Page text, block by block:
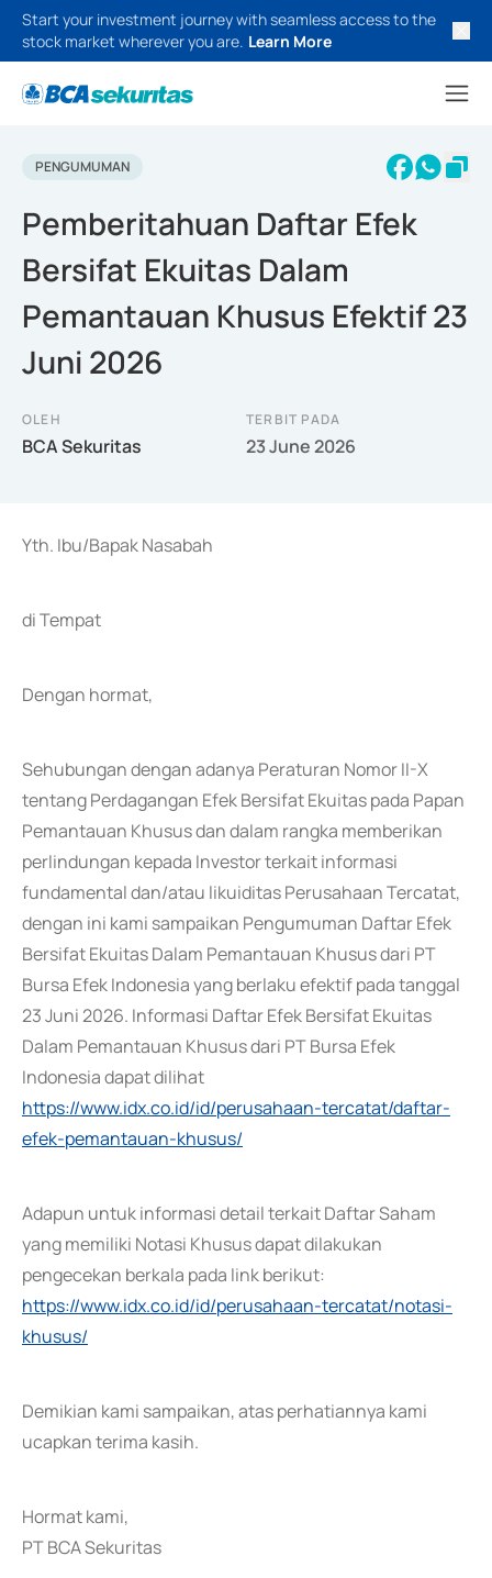
Start your investment journey with seamless access to the
stock market wherever you are. Learn More
PENGUMUMAN
Pemberitahuan Daftar Efek
Bersifat Ekuitas Dalam
Pemantauan Khusus Efektif 23
Juni 2026
OLEH
BCA Sekuritas
TERBIT PADA
23 June 2026
Yth. Ibu/Bapak Nasabah
di Tempat
Dengan hormat,
Sehubungan dengan adanya Peraturan Nomor II-X
tentang Perdagangan Efek Bersifat Ekuitas pada Papan
Pemantauan Khusus dan dalam rangka memberikan
perlindungan kepada Investor terkait informasi
fundamental dan/atau likuiditas Perusahaan Tercatat,
dengan ini kami sampaikan Pengumuman Daftar Efek
Bersifat Ekuitas Dalam Pemantauan Khusus dari PT
Bursa Efek Indonesia yang berlaku efektif pada tanggal
23 Juni 2026. Informasi Daftar Efek Bersifat Ekuitas
Dalam Pemantauan Khusus dari PT Bursa Efek
Indonesia dapat dilihat
https://www.idx.co.id/id/perusahaan-tercatat/daftar-
efek-pemantauan-khusus/
Adapun untuk informasi detail terkait Daftar Saham
yang memiliki Notasi Khusus dapat dilakukan
pengecekan berkala pada link berikut:
https://www.idx.co.id/id/perusahaan-tercatat/notasi-
khusus/
Demikian kami sampaikan, atas perhatiannya kami
ucapkan terima kasih.
Hormat kami,
PT BCA Sekuritas